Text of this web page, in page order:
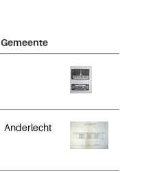
Gemeente
Anderlecht